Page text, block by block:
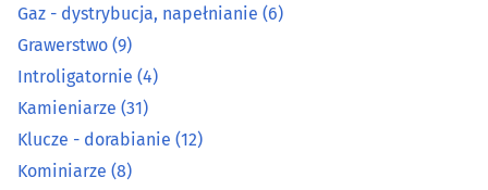
Ksero, bindowanie, laminowanie
Kuśnierze i futrzarze
Kwiaty - producenci, hurtownie
Gaz - dystrybucja, napełnianie (6)
Grawerstwo (9)
Introligatornie (4)
Kamieniarze (31)
Klucze - dorabianie (12)
Kominiarze (8)